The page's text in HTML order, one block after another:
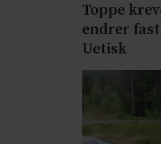
Toppe
endrer
Uetisk